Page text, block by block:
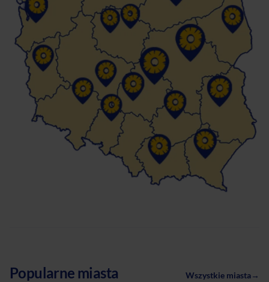
Popularne miasta Wszystkie miasta→